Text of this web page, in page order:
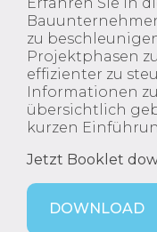
zu
Projektphasen
effizienter zu
Informationen
übersichtlich
kurzen
Jetzt Booklet
DOWNLOAD